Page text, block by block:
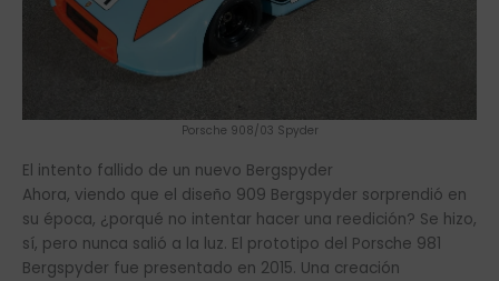
Porsche 908/03 Spyder
El intento fallido de un nuevo Bergspyder
Ahora, viendo que el diseño 909 Bergspyder sorprendió en
su época, ¿porqué no intentar hacer una reedición? Se hizo,
sí, pero nunca salió a la luz. El prototipo del Porsche 981
Bergspyder fue presentado en 2015. Una creación